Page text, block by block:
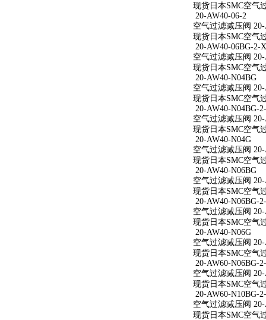
现货日本SMC空气
20-AW40-06-2
空气过滤减压阀
现货日本SMC空气
20-AW40-06BG-2-
空气过滤减压阀
现货日本SMC空气
20-AW40-N04BG
空气过滤减压阀
现货日本SMC空气
20-AW40-N04BG-
空气过滤减压阀
现货日本SMC空气
20-AW40-N04G
空气过滤减压阀
现货日本SMC空气
20-AW40-N06BG
空气过滤减压阀
现货日本SMC空气
20-AW40-N06BG-
空气过滤减压阀
现货日本SMC空气
20-AW40-N06G
空气过滤减压阀
现货日本SMC空气
20-AW60-N06BG-
空气过滤减压阀
现货日本SMC空气
20-AW60-N10BG-
空气过滤减压阀
现货日本SMC空气